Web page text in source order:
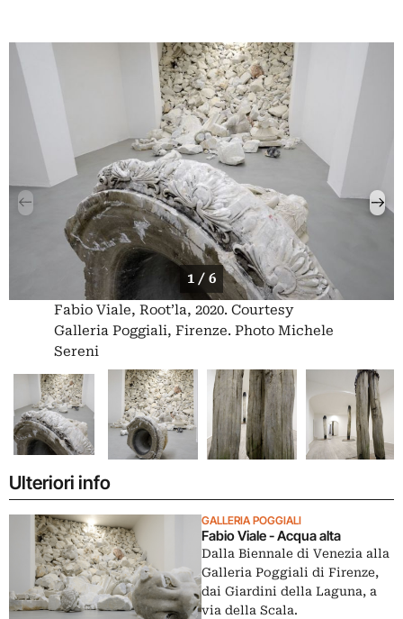
1 / 6
Fabio Viale, Root’la, 2020. Courtesy
Galleria Poggiali, Firenze. Photo Michele
Sereni
Ulteriori info
GALLERIA POGGIALI
Fabio Viale - Acqua alta
Dalla Biennale di Venezia alla
Galleria Poggiali di Firenze,
dai Giardini della Laguna, a
via della Scala.